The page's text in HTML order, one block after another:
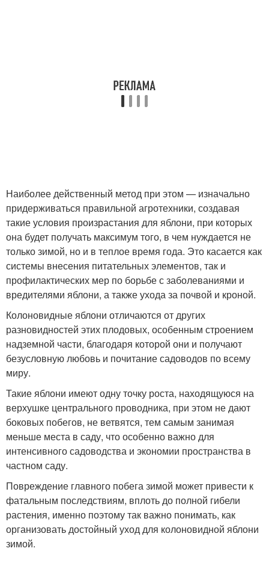
Наиболее действенный метод при этом — изначально
придерживаться правильной агротехники, создавая
такие условия произрастания для яблони, при которых
она будет получать максимум того, в чем нуждается не
только зимой, но и в теплое время года. Это касается как
системы внесения питательных элементов, так и
профилактических мер по борьбе с заболеваниями и
вредителями яблони, а также ухода за почвой и кроной.
Колоновидные яблони отличаются от других
разновидностей этих плодовых, особенным строением
надземной части, благодаря которой они и получают
безусловную любовь и почитание садоводов по всему
миру.
Такие яблони имеют одну точку роста, находящуюся на
верхушке центрального проводника, при этом не дают
боковых побегов, не ветвятся, тем самым занимая
меньше места в саду, что особенно важно для
интенсивного садоводства и экономии пространства в
частном саду.
Повреждение главного побега зимой может привести к
фатальным последствиям, вплоть до полной гибели
растения, именно поэтому так важно понимать, как
организовать достойный уход для колоновидной яблони
зимой.